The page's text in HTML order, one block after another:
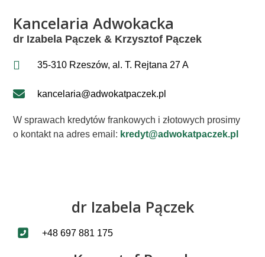
Kancelaria Adwokacka
dr Izabela Pączek & Krzysztof Pączek
35-310 Rzeszów, al. T. Rejtana 27 A
kancelaria@adwokatpaczek.pl
W sprawach kredytów frankowych i złotowych prosimy
o kontakt na adres email: kredyt@adwokatpaczek.pl
dr Izabela Pączek
+48 697 881 175